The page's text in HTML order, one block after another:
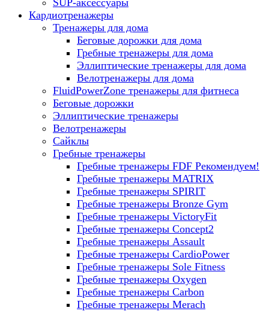
SUP-аксессуары
Кардиотренажеры
Тренажеры для дома
Беговые дорожки для дома
Гребные тренажеры для дома
Эллиптические тренажеры для дома
Велотренажеры для дома
FluidPowerZone тренажеры для фитнеса
Беговые дорожки
Эллиптические тренажеры
Велотренажеры
Сайклы
Гребные тренажеры
Гребные тренажеры FDF Рекомендуем!
Гребные тренажеры MATRIX
Гребные тренажеры SPIRIT
Гребные тренажеры Bronze Gym
Гребные тренажеры VictoryFit
Гребные тренажеры Concept2
Гребные тренажеры Assault
Гребные тренажеры CardioPower
Гребные тренажеры Sole Fitness
Гребные тренажеры Oxygen
Гребные тренажеры Carbon
Гребные тренажеры Merach